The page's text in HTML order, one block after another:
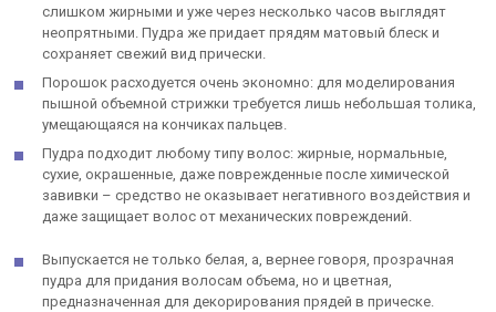
слишком жирными и уже через несколько часов выглядят
неопрятными. Пудра же придает прядям матовый блеск и
сохраняет свежий вид прически.
Порошок расходуется очень экономно: для моделирования
пышной объемной стрижки требуется лишь небольшая толика,
умещающаяся на кончиках пальцев.
Пудра подходит любому типу волос: жирные, нормальные,
сухие, окрашенные, даже поврежденные после химической
завивки – средство не оказывает негативного воздействия и
даже защищает волос от механических повреждений.
Выпускается не только белая, а, вернее говоря, прозрачная
пудра для придания волосам объема, но и цветная,
предназначенная для декорирования прядей в прическе.